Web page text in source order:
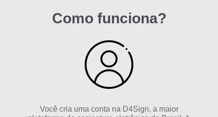
Como funciona?
Você cria uma conta na D4Sign, a maior